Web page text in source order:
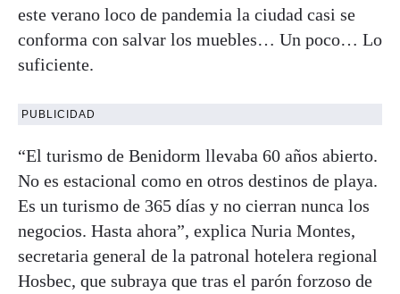
este verano loco de pandemia la ciudad casi se
conforma con salvar los muebles… Un poco… Lo
suficiente.
PUBLICIDAD
“El turismo de Benidorm llevaba 60 años abierto.
No es estacional como en otros destinos de playa.
Es un turismo de 365 días y no cierran nunca los
negocios. Hasta ahora”, explica Nuria Montes,
secretaria general de la patronal hotelera regional
Hosbec, que subraya que tras el parón forzoso de